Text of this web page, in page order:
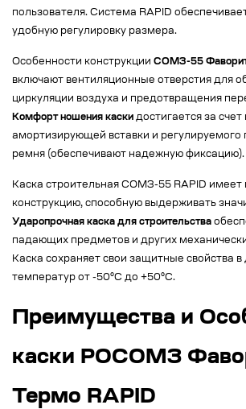
пользователя. Система RAPID
удобную регулировку размера.
Особенности конструкции СОМЗ-55
включают вентиляционные отверстия для
циркуляции воздуха и предотвращения
Комфорт ношения каски достигается за счет
амортизирующей вставки и регулируемого
ремня (обеспечивают надежную фиксацию).
Каска строительная СОМЗ-55 RAPID имеет
конструкцию, способную выдерживать
Ударопрочная каска для строительства
падающих предметов и других
Каска сохраняет свои защитные свойства в
температур от -50°C до +50°C.
Преимущества и
каски РОСОМЗ
Термо RAPID